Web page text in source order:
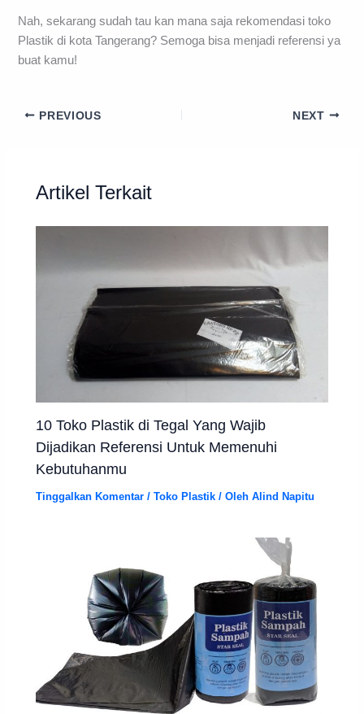
Nah, sekarang sudah tau kan mana saja rekomendasi toko
Plastik di kota Tangerang? Semoga bisa menjadi referensi ya
buat kamu!
PREVIOUS NEXT
Artikel Terkait
10 Toko Plastik di Tegal Yang Wajib
Dijadikan Referensi Untuk Memenuhi
Kebutuhanmu
Tinggalkan Komentar /Toko Plastik / OlehAlind Napitu